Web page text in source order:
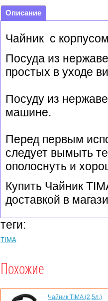
Описание
Чайник с
Посуда из
простых в уходе
Посуду из
машине.
Перед первым
следует вымыть
ополоснуть и
Купить Чайник
доставкой в
теги:
TIMA
Похожие
Чайник TIMA (2,5л.)